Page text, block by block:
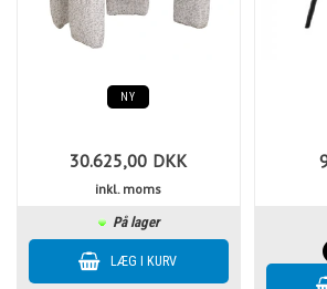
NY
30.625,00 DKK
inkl. moms
På lager